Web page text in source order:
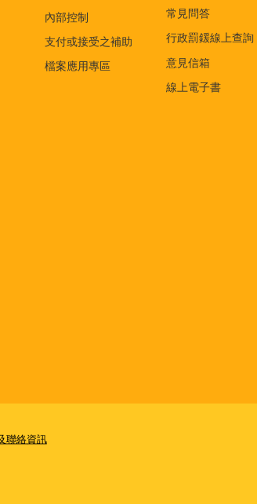
內部控制
支付或接受之補助
檔案應用專區
常見問答
行政罰鍰線上查詢
意見信箱
線上電子書
聯絡資訊